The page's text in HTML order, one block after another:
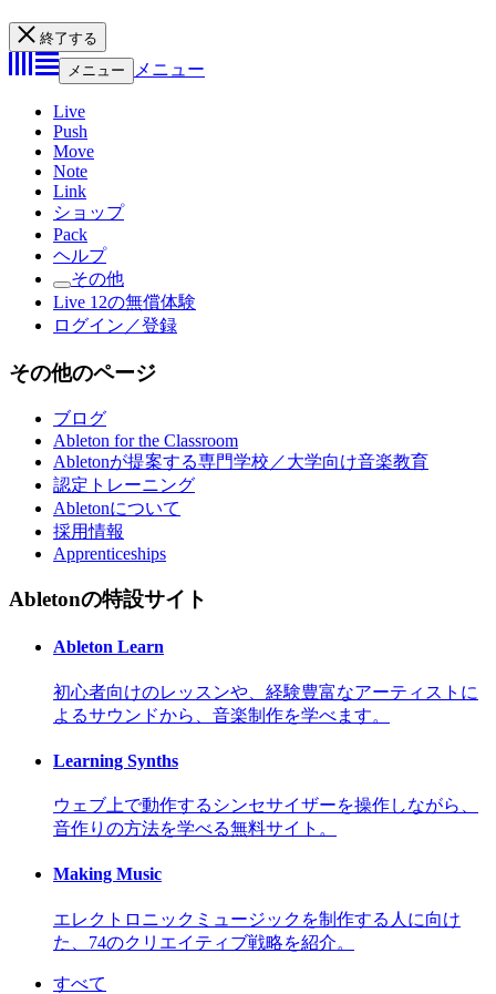
終了する
メニュー
メニュー
Live
Push
Move
Note
Link
ショップ
Pack
ヘルプ
その他
Live 12の無償体験
ログイン／登録
その他のページ
ブログ
Ableton for the Classroom
Abletonが提案する専門学校／大学向け音楽教育
認定トレーニング
Abletonについて
採用情報
Apprenticeships
Abletonの特設サイト
Ableton Learn
初心者向けのレッスンや、経験豊富なアーティストに
よるサウンドから、音楽制作を学べます。
Learning Synths
ウェブ上で動作するシンセサイザーを操作しながら、
音作りの方法を学べる無料サイト。
Making Music
エレクトロニックミュージックを制作する人に向け
た、74のクリエイティブ戦略を紹介。
すべて